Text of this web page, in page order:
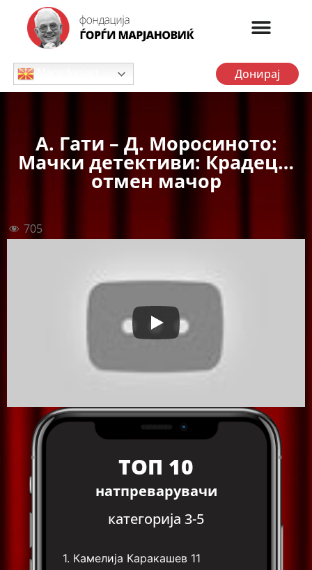
Донирај
А. Гати – Д. Моросиното:
Мачки детективи: Крадец…
отмен мачор
705
ТОП 10
натпреварувачи
категорија 3-5
1. Камелија Каракашев 11